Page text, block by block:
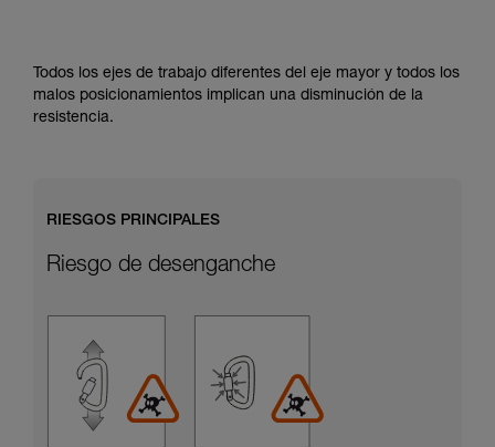
Todos los ejes de trabajo diferentes del eje mayor y todos los
malos posicionamientos implican una disminución de la
resistencia.
RIESGOS PRINCIPALES
Riesgo de desenganche